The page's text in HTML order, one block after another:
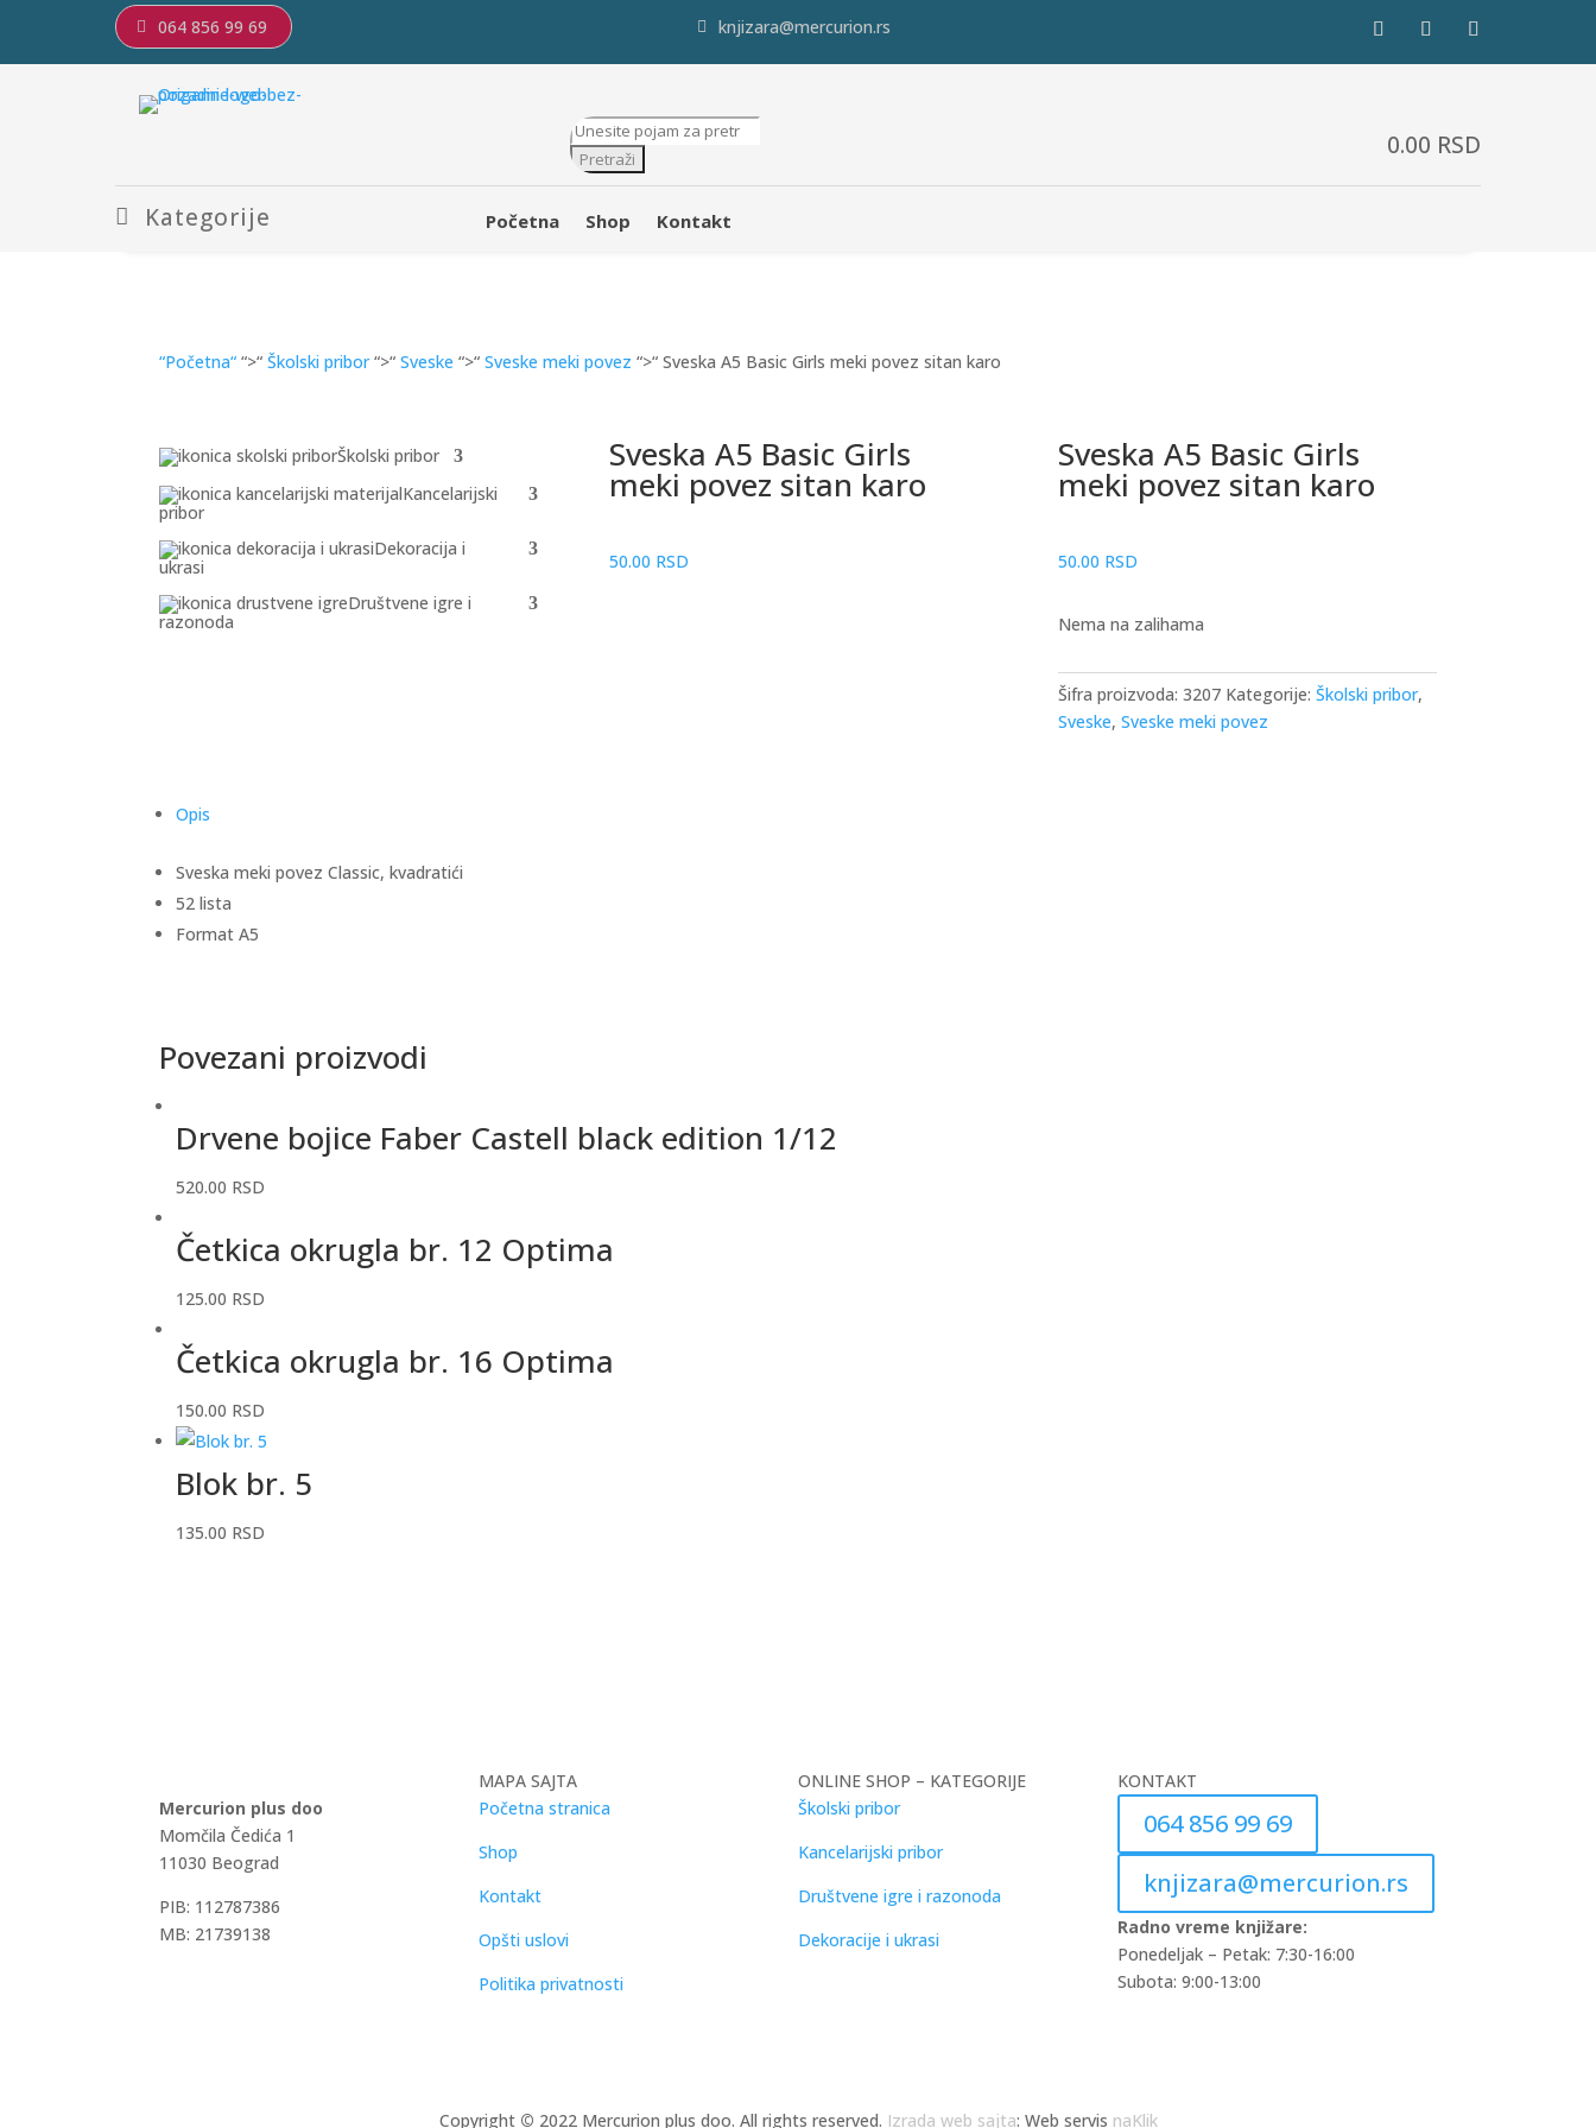
064 856 99 69 knjizara@mercurion.rs
Products
search
Pretraži 0.00 RSD
Kategorije Početna Shop Kontakt
“Početna“ “>“Školski pribor“>“Sveske “>“Sveske meki povez “>“ Sveska A5 Basic Girls meki povez sitan karo
Školski pribor
Kancelarijski
pribor
Dekoracija i
ukrasi
Društvene igre i
razonoda
Sveska A5 Basic Girls
meki povez sitan karo
50.00 RSD
Sveska A5 Basic Girls
meki povez sitan karo
50.00 RSD
Nema na zalihama
Šifra proizvoda: 3207 Kategorije: Školski pribor,
Sveske, Sveske meki povez
Opis
Sveska meki povez Classic, kvadratići
52 lista
Format A5
Povezani proizvodi
Drvene bojice Faber Castell black edition 1/12
520.00 RSD
Četkica okrugla br. 12 Optima
125.00 RSD
Četkica okrugla br. 16 Optima
150.00 RSD
Blok br. 5
135.00 RSD
Mercurion plus doo
Momčila Čedića 1
11030 Beograd
PIB: 112787386
MB: 21739138
MAPA SAJTA
Početna stranica
Shop
Kontakt
Opšti uslovi
Politika privatnosti
ONLINE SHOP – KATEGORIJE
Školski pribor
Kancelarijski pribor
Društvene igre i razonoda
Dekoracije i ukrasi
KONTAKT
064 856 99 69
knjizara@mercurion.rs
Radno vreme knjižare:
Ponedeljak – Petak: 7:30-16:00
Subota: 9:00-13:00
Copyright © 2022 Mercurion plus doo. All rights reserved. Izrada web sajta: Web servis naKlik